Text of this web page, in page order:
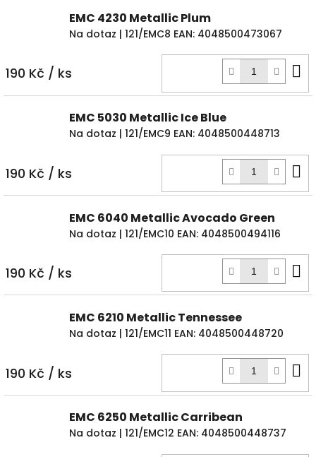
EMC 4230 Metallic Plum
Na dotaz | 121/EMC8 EAN: 4048500473067
190 Kč / ks
EMC 5030 Metallic Ice Blue
Na dotaz | 121/EMC9 EAN: 4048500448713
190 Kč / ks
EMC 6040 Metallic Avocado Green
Na dotaz | 121/EMC10 EAN: 4048500494116
190 Kč / ks
EMC 6210 Metallic Tennessee
Na dotaz | 121/EMC11 EAN: 4048500448720
190 Kč / ks
EMC 6250 Metallic Carribean
Na dotaz | 121/EMC12 EAN: 4048500448737